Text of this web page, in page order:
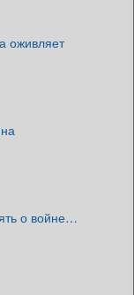
оживляет
о войне…